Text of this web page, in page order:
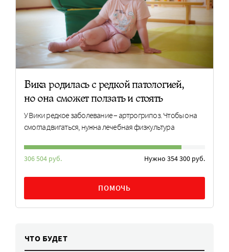
Вика родилась с редкой патологией,
но она сможет ползать и стоять
У Вики редкое заболевание – артрогрипоз. Чтобы она
смогла двигаться, нужна лечебная физкультура
306 504 руб. Нужно 354 300 руб.
ПОМОЧЬ
ЧТО БУДЕТ